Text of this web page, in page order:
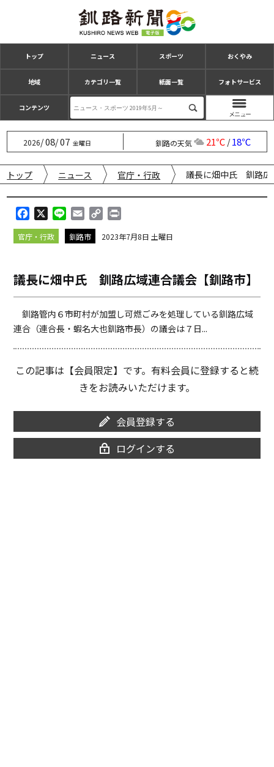
トップ ニュース スポーツ おくやみ
地域 カテゴリ一覧 紙面一覧 フォトサービス
コンテンツ
2026/08/07 金曜日 釧路の天気 21℃/18℃
トップ ニュース 官庁・行政 議長に畑中氏 釧路広
a
c
o
o
k
i
n
m
a
p
i
n
k
i
官庁・行政 釧路市 2023年7月8日 土曜日
議長に畑中氏 釧路広域連合議会【釧路市】
釧路管内６市町村が加盟し可燃ごみを処理している釧路広域
連合（連合長・蝦名大也釧路市長）の議会は７日...
この記事は【会員限定】です。有料会員に登録すると続
きをお読みいただけます。
会員登録する
ログインする